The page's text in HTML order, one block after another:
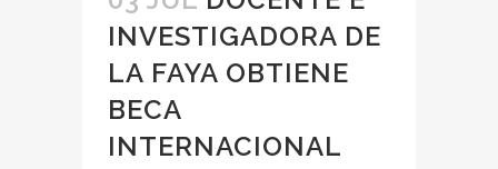
INVESTIGADORA DE
LA FAYA OBTIENE
BECA
INTERNACIONAL